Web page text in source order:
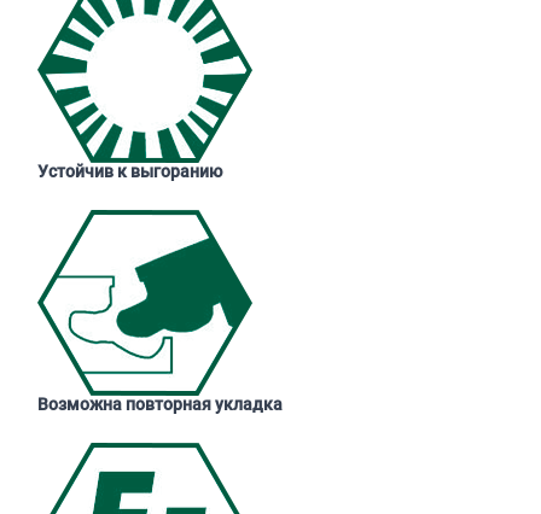
Устойчив к выгоранию
Возможна повторная укладка